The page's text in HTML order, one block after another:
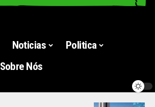
Noticias
Politica
Sobre Nós